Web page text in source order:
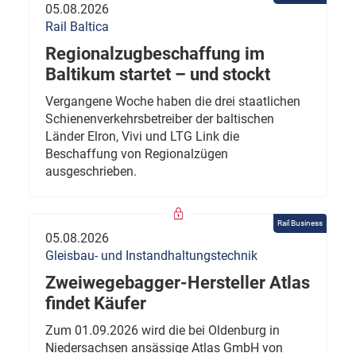
05.08.2026
Rail Baltica
Regionalzugbeschaffung im
Baltikum startet – und stockt
Vergangene Woche haben die drei staatlichen
Schienenverkehrsbetreiber der baltischen
Länder Elron, Vivi und LTG Link die
Beschaffung von Regionalzügen
ausgeschrieben.
Rail Business
05.08.2026
Gleisbau- und Instandhaltungstechnik
Zweiwegebagger-Hersteller Atlas
findet Käufer
Zum 01.09.2026 wird die bei Oldenburg in
Niedersachsen ansässige Atlas GmbH von